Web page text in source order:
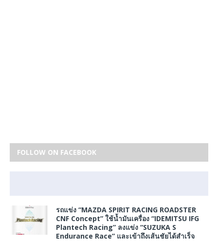
FOLLOW ON FACEBOOK
รถแข่ง “MAZDA SPIRIT RACING ROADSTER
CNF Concept” ใช้น้ำมันเครื่อง “IDEMITSU IFG
Plantech Racing” ลงแข่ง “SUZUKA S
Endurance Race” และเข้าถึงเส้นชัยได้สำเร็จ